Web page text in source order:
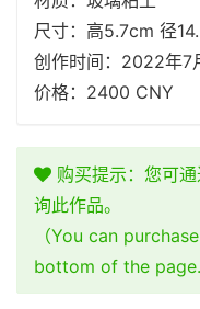
尺寸：高5.7cm 径
创作时间：2022年7
价格：2400 CNY
购买提示：您可
询此作品。
（You can
bottom of the page.